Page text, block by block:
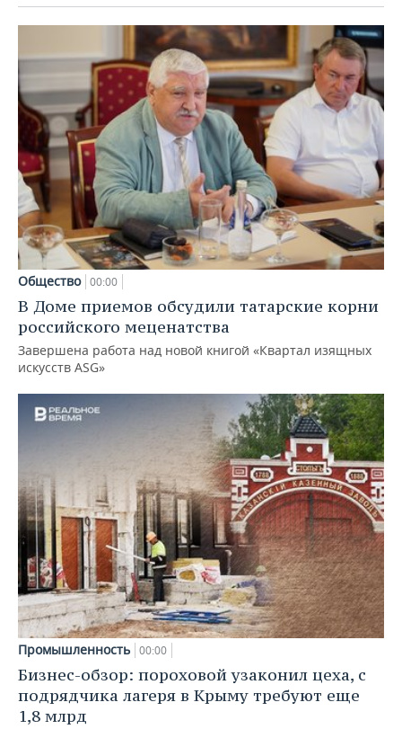
Общество 00:00
В Доме приемов обсудили татарские корни
российского меценатства
Завершена работа над новой книгой «Квартал изящных
искусств ASG»
Промышленность 00:00
Бизнес-обзор: пороховой узаконил цеха, с
подрядчика лагеря в Крыму требуют еще
1,8 млрд